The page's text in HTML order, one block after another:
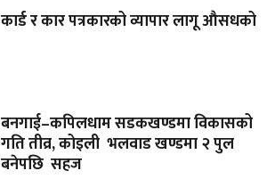
कार्ड र कार पत्रकारको व्यापार लागू औसधको
बनगाई–कपिलधाम सडकखण्डमा विकासको
गति तीव्र, कोइली भलवाड खण्डमा २ पुल
बनेपछि सहज